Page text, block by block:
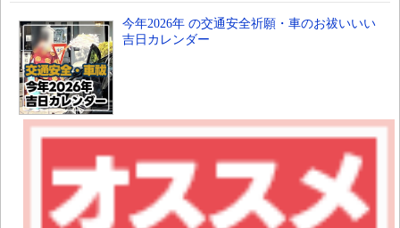
今年2026年 の交通安全祈願・車のお祓いいい
吉日カレンダー